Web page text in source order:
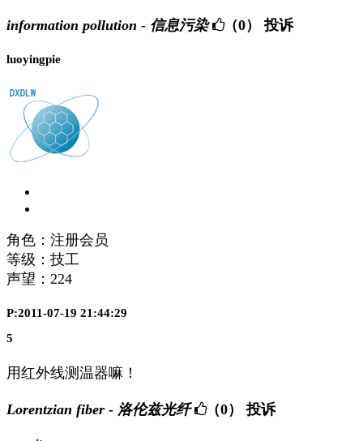
information pollution - 信息污染 （0） 投诉
luoyingpie
角色：注册会员
等级：技工
声望： 224
P:2011-07-19 21:44:29
5
用红外线测温器嘛！
Lorentzian fiber - 洛伦兹光纤 （0） 投诉